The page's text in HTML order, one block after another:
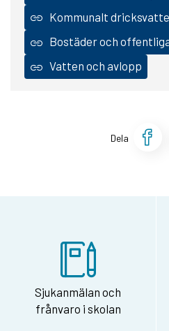
Kommunalt
Bostäder och
Vatten och avlopp
Dela
Sjukanmälan och
frånvaro i skolan